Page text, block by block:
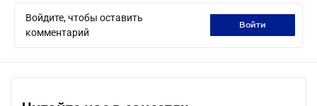
Войдите, чтобы оставить
комментарий
войти